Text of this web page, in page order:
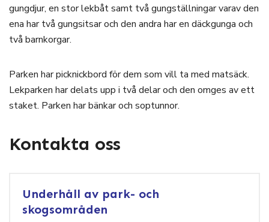
gungdjur, en stor lekbåt samt två gungställningar varav den
ena har två gungsitsar och den andra har en däckgunga och
två barnkorgar.
Parken har picknickbord för dem som vill ta med matsäck.
Lekparken har delats upp i två delar och den omges av ett
staket. Parken har bänkar och soptunnor.
Kontakta oss
Underhåll av park- och
skogsområden